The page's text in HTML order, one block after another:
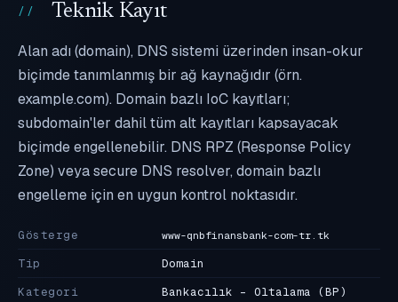
Teknik Kayıt
Alan adı (domain), DNS sistemi üzerinden insan-okur
biçimde tanımlanmış bir ağ kaynağıdır (örn.
example.com). Domain bazlı IoC kayıtları;
subdomain'ler dahil tüm alt kayıtları kapsayacak
biçimde engellenebilir. DNS RPZ (Response Policy
Zone) veya secure DNS resolver, domain bazlı
engelleme için en uygun kontrol noktasıdır.
Gösterge www-qnbfinansbank-com-tr.tk
Tip
Domain
Kategori
Bankacılık - Oltalama (BP)